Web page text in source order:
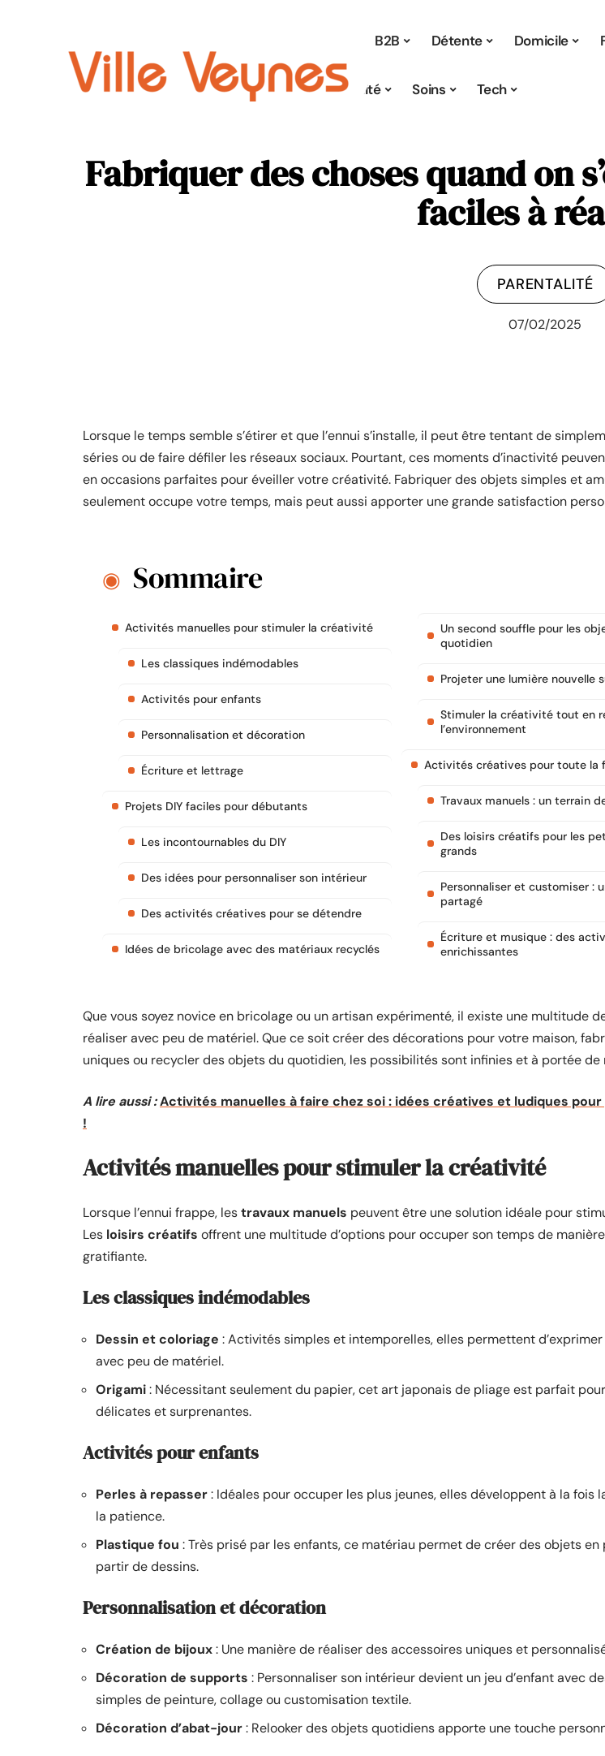
B2B Détente Domicile
Parentalité Soins Tech
Fabriquer des choses quand on
faciles à
PARENTALITÉ
07/02/2025
Lorsque le temps semble s’étirer et que l’ennui s’installe, il peut être tentant de
séries ou de faire défiler les réseaux sociaux. Pourtant, ces moments d’inactivité
en occasions parfaites pour éveiller votre créativité. Fabriquer des objets simples et
seulement occupe votre temps, mais peut aussi apporter une grande satisfaction
Sommaire
Activités manuelles pour stimuler la créativité
Les classiques indémodables
Activités pour enfants
Personnalisation et décoration
Écriture et lettrage
Projets DIY faciles pour débutants
Les incontournables du DIY
Des idées pour personnaliser son intérieur
Des activités créatives pour se détendre
Idées de bricolage avec des matériaux recyclés
Un second souffle pour les
quotidien
Projeter une lumière nouvelle
Stimuler la créativité tout en
l’environnement
Activités créatives pour toute la
Travaux manuels : un terrain
Des loisirs créatifs pour les
grands
Personnaliser et customiser :
partagé
Écriture et musique : des
enrichissantes
Que vous soyez novice en bricolage ou un artisan expérimenté, il existe une multitude
réaliser avec peu de matériel. Que ce soit créer des décorations pour votre maison,
uniques ou recycler des objets du quotidien, les possibilités sont infinies et à portée de
A lire aussi :Activités manuelles à faire chez soi : idées créatives et ludiques
!
Activités manuelles pour stimuler la créativité
Lorsque l’ennui frappe, lestravaux manuels peuvent être une solution idéale pour
Les loisirs créatifs offrent une multitude d’options pour occuper son temps de
gratifiante.
Les classiques indémodables
Dessin et coloriage : Activités simples et intemporelles, elles permettent
avec peu de matériel.
Origami: Nécessitant seulement du papier, cet art japonais de pliage est parfait
délicates et surprenantes.
Activités pour enfants
Perles à repasser: Idéales pour occuper les plus jeunes, elles développent à la fois
la patience.
Plastique fou : Très prisé par les enfants, ce matériau permet de créer des objets
partir de dessins.
Personnalisation et décoration
Création de bijoux: Une manière de réaliser des accessoires uniques et
Décoration de supports : Personnaliser son intérieur devient un jeu d’enfant avec
simples de peinture, collage ou customisation textile.
Décoration d’abat-jour: Relooker des objets quotidiens apporte une touche